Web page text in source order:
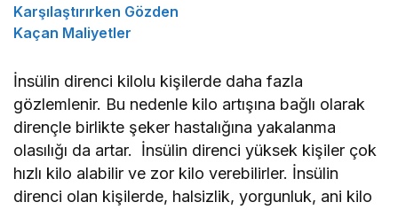
Karşılaştırırken Gözden
Kaçan Maliyetler
İnsülin direnci kilolu kişilerde daha fazla
gözlemlenir. Bu nedenle kilo artışına bağlı olarak
dirençle birlikte şeker hastalığına yakalanma
olasılığı da artar. İnsülin direnci yüksek kişiler çok
hızlı kilo alabilir ve zor kilo verebilirler. İnsülin
direnci olan kişilerde, halsizlik, yorgunluk, ani kilo